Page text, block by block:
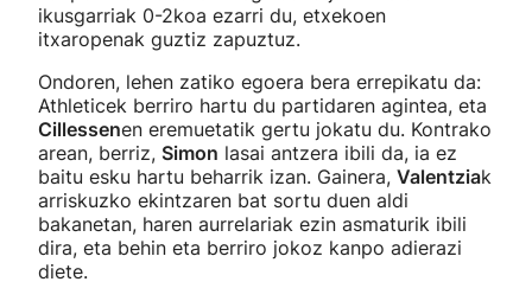
ikusgarriak 0-2koa ezarri du, etxekoen
itxaropenak guztiz zapuztuz.
Ondoren, lehen zatiko egoera bera errepikatu da:
Athleticek berriro hartu du partidaren agintea, eta
Cillessenen eremuetatik gertu jokatu du. Kontrako
arean, berriz, Simon lasai antzera ibili da, ia ez
baitu esku hartu beharrik izan. Gainera, Valentziak
arriskuzko ekintzaren bat sortu duen aldi
bakanetan, haren aurrelariak ezin asmaturik ibili
dira, eta behin eta berriro jokoz kanpo adierazi
diete.